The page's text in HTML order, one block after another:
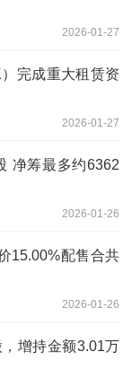
2026-01-27
完成重大租赁资
2026-01-27
净筹最多约6362
2026-01-26
15.00%配售合共
2026-01-26
增持金额3.01万